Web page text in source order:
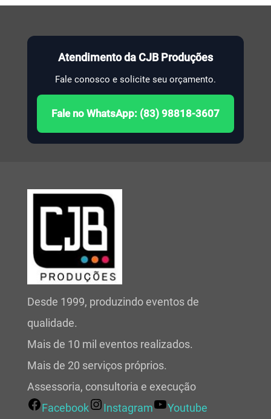
Atendimento da CJB Produções
Fale conosco e solicite seu orçamento.
Fale no WhatsApp: (83) 98818-3607
Desde 1999, produzindo eventos de
qualidade.
Mais de 10 mil eventos realizados.
Mais de 20 serviços próprios.
Assessoria, consultoria e execução
Facebook
Instagram
Youtube